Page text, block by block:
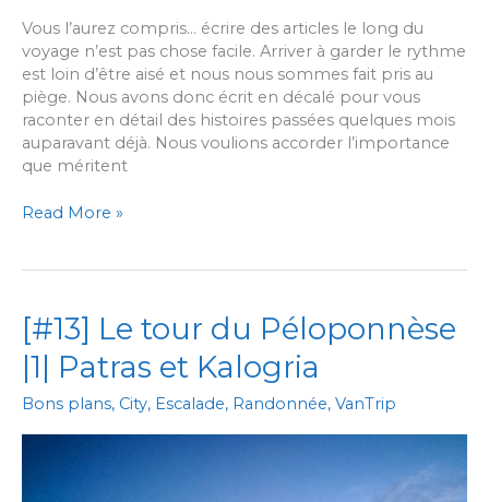
Vous l’aurez compris… écrire des articles le long du
voyage n’est pas chose facile. Arriver à garder le rythme
est loin d’être aisé et nous nous sommes fait pris au
piège. Nous avons donc écrit en décalé pour vous
raconter en détail des histoires passées quelques mois
auparavant déjà. Nous voulions accorder l’importance
que méritent
[#14]
|2|
Le
des
doigts,
Nauplie
Read More »
[#13] Le tour du Péloponnèse
|1| Patras et Kalogria
Bons plans, City, Escalade, Randonnée, VanTrip